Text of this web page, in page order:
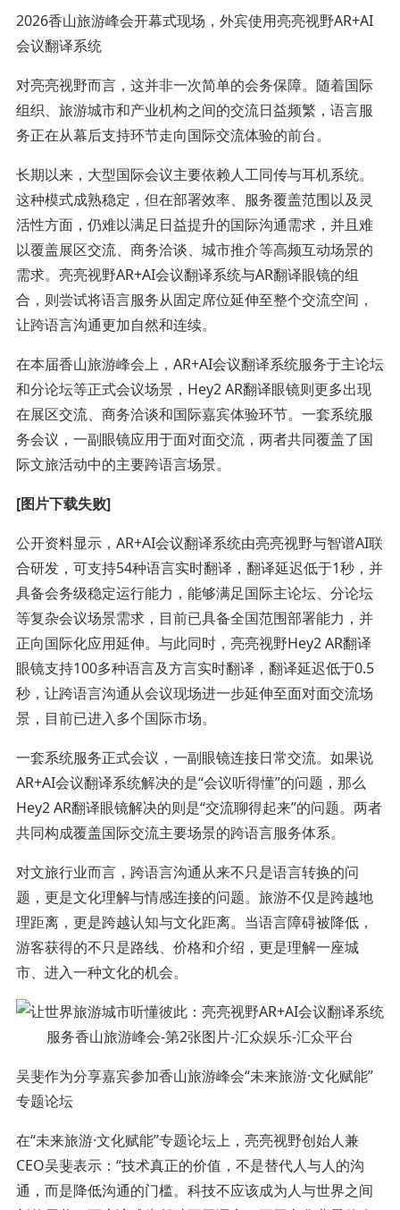
2026香山旅游峰会开幕式现场，外宾使用亮亮视野AR+AI
会议翻译系统
对亮亮视野而言，这并非一次简单的会务保障。随着国际
组织、旅游城市和产业机构之间的交流日益频繁，语言服
务正在从幕后支持环节走向国际交流体验的前台。
长期以来，大型国际会议主要依赖人工同传与耳机系统。
这种模式成熟稳定，但在部署效率、服务覆盖范围以及灵
活性方面，仍难以满足日益提升的国际沟通需求，并且难
以覆盖展区交流、商务洽谈、城市推介等高频互动场景的
需求。亮亮视野AR+AI会议翻译系统与AR翻译眼镜的组
合，则尝试将语言服务从固定席位延伸至整个交流空间，
让跨语言沟通更加自然和连续。
在本届香山旅游峰会上，AR+AI会议翻译系统服务于主论坛
和分论坛等正式会议场景，Hey2 AR翻译眼镜则更多出现
在展区交流、商务洽谈和国际嘉宾体验环节。一套系统服
务会议，一副眼镜应用于面对面交流，两者共同覆盖了国
际文旅活动中的主要跨语言场景。
[图片下载失败]
公开资料显示，AR+AI会议翻译系统由亮亮视野与智谱AI联
合研发，可支持54种语言实时翻译，翻译延迟低于1秒，并
具备会务级稳定运行能力，能够满足国际主论坛、分论坛
等复杂会议场景需求，目前已具备全国范围部署能力，并
正向国际化应用延伸。与此同时，亮亮视野Hey2 AR翻译
眼镜支持100多种语言及方言实时翻译，翻译延迟低于0.5
秒，让跨语言沟通从会议现场进一步延伸至面对面交流场
景，目前已进入多个国际市场。
一套系统服务正式会议，一副眼镜连接日常交流。如果说
AR+AI会议翻译系统解决的是“会议听得懂”的问题，那么
Hey2 AR翻译眼镜解决的则是“交流聊得起来”的问题。两者
共同构成覆盖国际交流主要场景的跨语言服务体系。
对文旅行业而言，跨语言沟通从来不只是语言转换的问
题，更是文化理解与情感连接的问题。旅游不仅是跨越地
理距离，更是跨越认知与文化距离。当语言障碍被降低，
游客获得的不只是路线、价格和介绍，更是理解一座城
市、进入一种文化的机会。
吴斐作为分享嘉宾参加香山旅游峰会“未来旅游·文化赋能”
专题论坛
在“未来旅游·文化赋能”专题论坛上，亮亮视野创始人兼
CEO吴斐表示：“技术真正的价值，不是替代人与人的沟
通，而是降低沟通的门槛。科技不应该成为人与世界之间